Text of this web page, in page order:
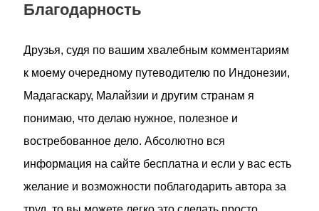
Благодарность
Друзья, судя по вашим хвалебным комментариям
к моему очередному путеводителю по Индонезии,
Мадагаскару, Малайзии и другим странам я
понимаю, что делаю нужное, полезное и
востребованное дело. Абсолютно вся
информация на сайте бесплатна и если у вас есть
желание и возможности поблагодарить автора за